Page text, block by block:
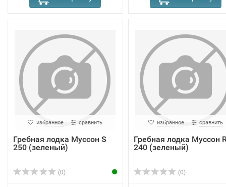
избранное сравнить
Гребная лодка Муссон S
250 (зеленый)
(0)
избранное сравнить
Гребная лодка Муссон
240 (зеленый)
(0)